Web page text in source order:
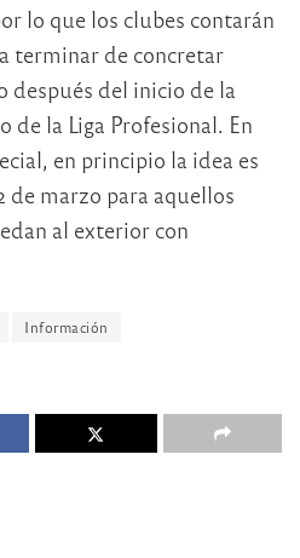
lo que los clubes contarán
terminar de concretar
después del inicio de la
de la Liga Profesional. En
en principio la idea es
de marzo para aquellos
al exterior con
Información